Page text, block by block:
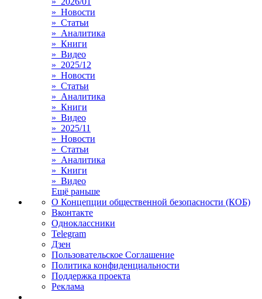
» Новости
» Статьи
» Аналитика
» Книги
» Видео
» 2025/12
» Новости
» Статьи
» Аналитика
» Книги
» Видео
» 2025/11
» Новости
» Статьи
» Аналитика
» Книги
» Видео
Ещё раньше
О Концепции общественной безопасности (КОБ)
Вконтакте
Одноклассники
Telegram
Дзен
Пользовательское Соглашение
Политика конфиденциальности
Поддержка проекта
Реклама